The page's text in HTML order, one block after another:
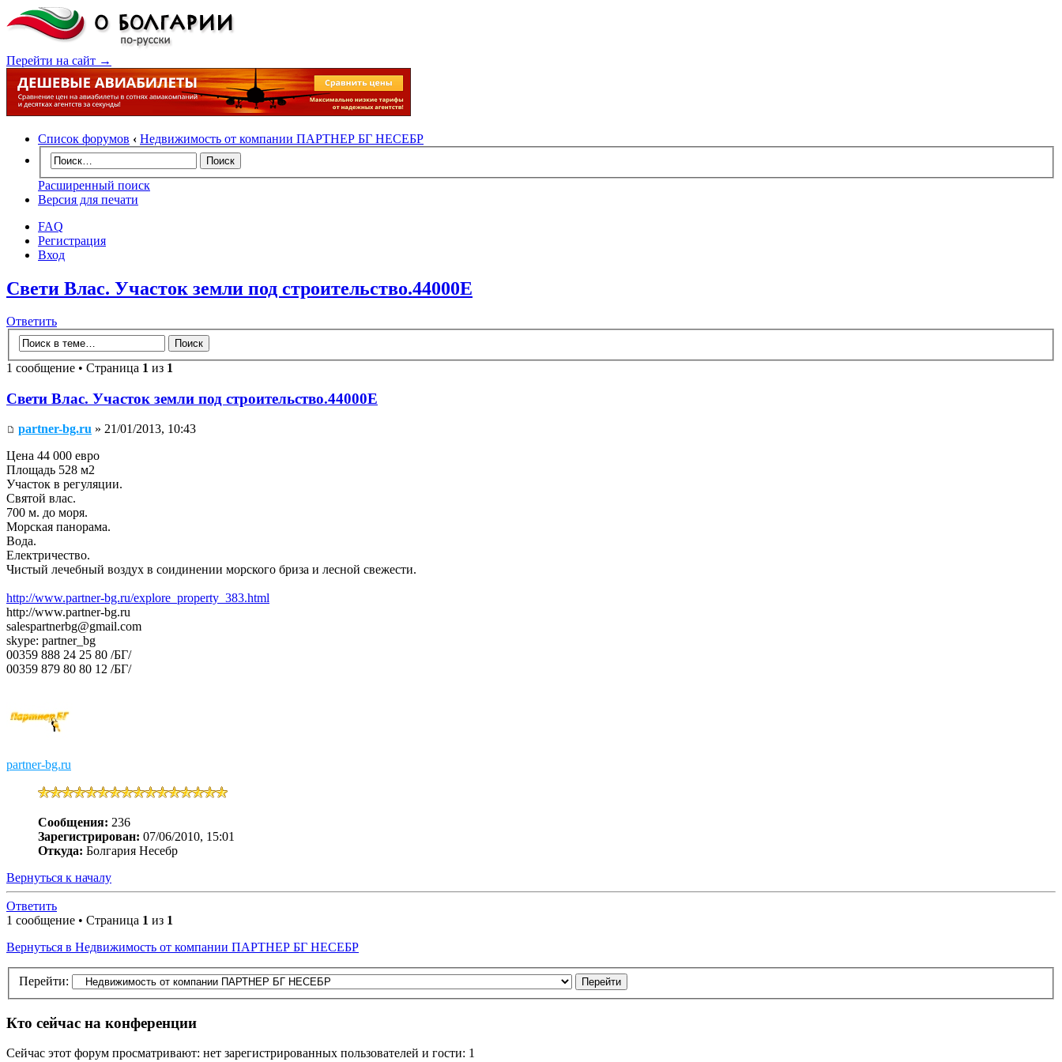
Перейти на сайт →
Список форумов ‹ Недвижимость от компании ПАРТНЕР БГ НЕСЕБР
Расширенный поиск
Версия для печати
FAQ
Регистрация
Вход
Свети Влас. Участок земли под строительство.44000E
Ответить
1 сообщение • Страница 1 из 1
Свети Влас. Участок земли под строительство.44000E
partner-bg.ru » 21/01/2013, 10:43
Цена 44 000 евро
Площадь 528 м2
Участок в регуляции.
Святой влас.
700 м. до моря.
Морская панорама.
Вода.
Електричество.
Чистый лечебный воздух в соидинении морского бриза и лесной свежести.
http://www.partner-bg.ru/explore_property_383.html
http://www.partner-bg.ru
salespartnerbg@gmail.com
skype: partner_bg
00359 888 24 25 80 /БГ/
00359 879 80 80 12 /БГ/
partner-bg.ru
Сообщения: 236
Зарегистрирован: 07/06/2010, 15:01
Откуда: Болгария Несебр
Вернуться к началу
Ответить
1 сообщение • Страница 1 из 1
Вернуться в Недвижимость от компании ПАРТНЕР БГ НЕСЕБР
Перейти:
Кто сейчас на конференции
Сейчас этот форум просматривают: нет зарегистрированных пользователей и гости: 1